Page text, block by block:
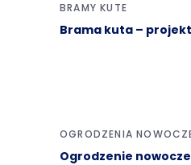
BRAMY KUTE
Brama kuta – projekt
OGRODZENIA
Ogrodzenie